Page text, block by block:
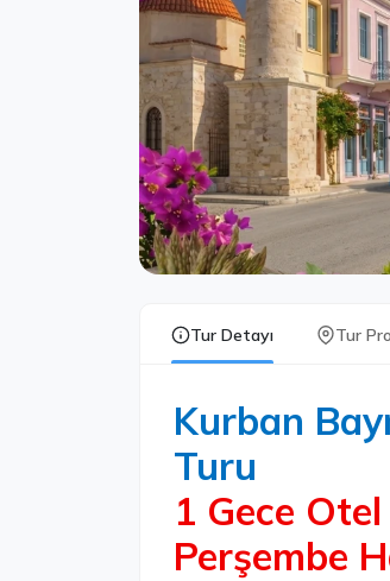
Tur Detayı Tur
Kurban
Turu
1 Gece
Perşembe